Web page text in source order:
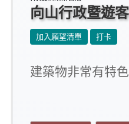
向山行政暨遊
加入願望清單 打卡
建築物非常有特